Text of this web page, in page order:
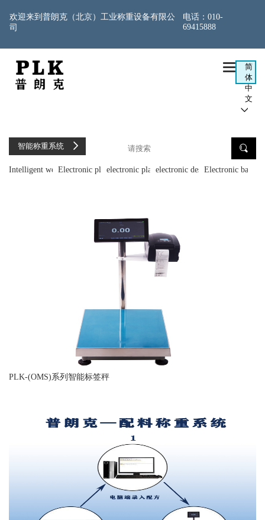
欢迎来到普朗克（北京）工业称重设备有限公
司
电话： 010-
69415888

简
体
中
文

智能称重系统 
Intelligent weighing systemElectronic platform scaleelectronic platform balance
electronic desk scale
Electronic
PLK-(OMS)系列智能标签秤